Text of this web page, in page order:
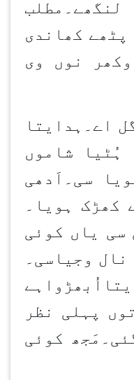
کھاندی
نوں وی
اے۔ہدایتا
ہُٹیا شاموں
سی۔اَدھی
کھڑک ہویا۔
سی یاں کوئی
وجیاسی۔
پہلی نظر
کوئی